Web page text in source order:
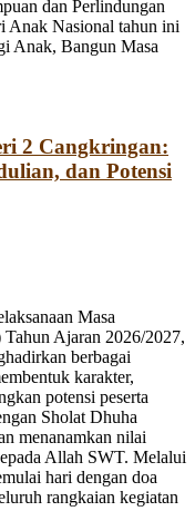
dan Perlindungan
Anak Nasional tahun ini
Anak, Bangun Masa
2 Cangkringan:
dan Potensi
Masa
Ajaran 2026/2027,
berbagai
karakter,
potensi peserta
Sholat Dhuha
menanamkan nilai
Allah SWT. Melalui
hari dengan doa
rangkaian kegiatan